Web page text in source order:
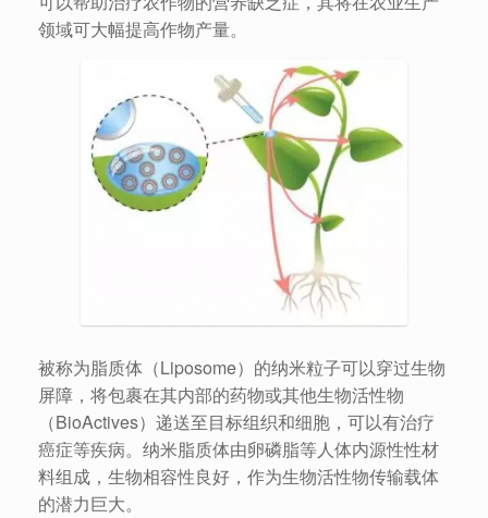
领域可大幅提高作物产量。
被称为脂质体（Liposome）的纳米粒子可以穿过生物
屏障，将包裹在其内部的药物或其他生物活性物
（BioActives）递送至目标组织和细胞，可以有治疗
癌症等疾病。纳米脂质体由卵磷脂等人体内源性性材
料组成，生物相容性良好，作为生物活性物传输载体
的潜力巨大。